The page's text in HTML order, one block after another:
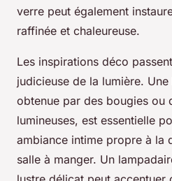
verre peut également
raffinée et chaleureuse.
Les inspirations déco
judicieuse de la lumière.
obtenue par des bougies ou
lumineuses, est essentielle
ambiance intime propre à la
salle à manger. Un